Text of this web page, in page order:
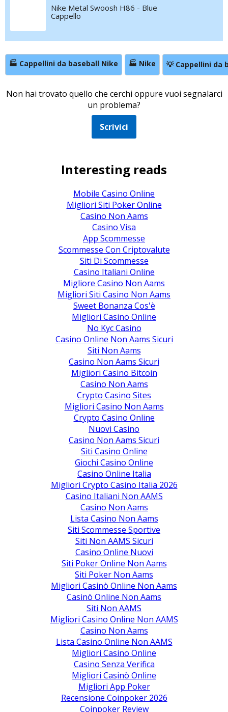
Nike Metal Swoosh H86 - Blue
Cappello
🏭 Cappellini da baseball Nike 🏭 Nike 💡 Cappellini da
Non hai trovato quello che cerchi oppure vuoi segnalarci
un problema?
Scrivici
Interesting reads
Mobile Casino Online
Migliori Siti Poker Online
Casino Non Aams
Casino Visa
App Scommesse
Scommesse Con Criptovalute
Siti Di Scommesse
Casino Italiani Online
Migliore Casino Non Aams
Migliori Siti Casino Non Aams
Sweet Bonanza Cos'è
Migliori Casino Online
No Kyc Casino
Casino Online Non Aams Sicuri
Siti Non Aams
Casino Non Aams Sicuri
Migliori Casino Bitcoin
Casino Non Aams
Crypto Casino Sites
Migliori Casino Non Aams
Crypto Casino Online
Nuovi Casino
Casino Non Aams Sicuri
Siti Casino Online
Giochi Casino Online
Casino Online Italia
Migliori Crypto Casino Italia 2026
Casino Italiani Non AAMS
Casino Non Aams
Lista Casino Non Aams
Siti Scommesse Sportive
Siti Non AAMS Sicuri
Casino Online Nuovi
Siti Poker Online Non Aams
Siti Poker Non Aams
Migliori Casinò Online Non Aams
Casinò Online Non Aams
Siti Non AAMS
Migliori Casino Online Non AAMS
Casino Non Aams
Lista Casino Online Non AAMS
Migliori Casino Online
Casino Senza Verifica
Migliori Casinò Online
Migliori App Poker
Recensione Coinpoker 2026
Coinpoker Review